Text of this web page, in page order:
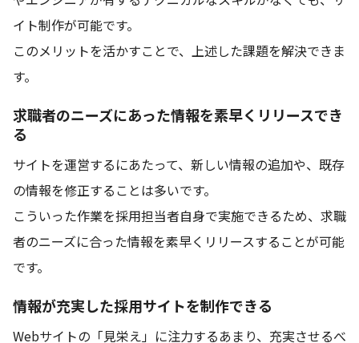
イト制作が可能です。
このメリットを活かすことで、上述した課題を解決できま
す。
求職者のニーズにあった情報を素早くリリースでき
る
サイトを運営するにあたって、新しい情報の追加や、既存
の情報を修正することは多いです。
こういった作業を採用担当者自身で実施できるため、求職
者のニーズに合った情報を素早くリリースすることが可能
です。
情報が充実した採用サイトを制作できる
Webサイトの「見栄え」に注力するあまり、充実させるべ